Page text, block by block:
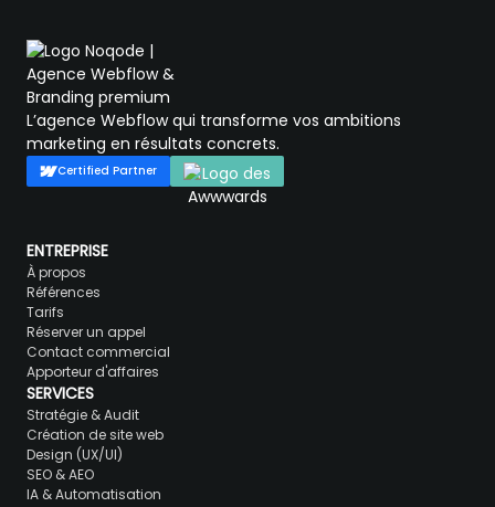
L’agence Webflow qui transforme vos ambitions
marketing en résultats concrets.
Certified Partner
ENTREPRISE
À propos
Références
Tarifs
Réserver un appel
Contact commercial
Apporteur d'affaires
SERVICES
Stratégie & Audit
Création de site web
Design (UX/UI)
SEO & AEO
IA & Automatisation